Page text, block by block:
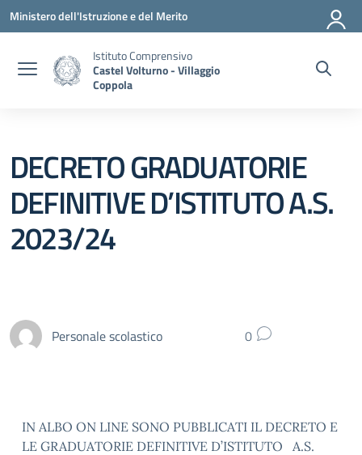
Vai ai contenuti
Vai al menu di navigazione
Vai al footer
Ministero dell'Istruzione e del Merito
Istituto Comprensivo
Castel Volturno - Villaggio
Coppola
DECRETO GRADUATORIE
DEFINITIVE D’ISTITUTO A.S.
2023/24
Personale scolastico 0
IN ALBO ON LINE SONO PUBBLICATI IL DECRETO E
LE GRADUATORIE DEFINITIVE D’ISTITUTO A.S.